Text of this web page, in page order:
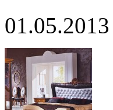
01.05.2013